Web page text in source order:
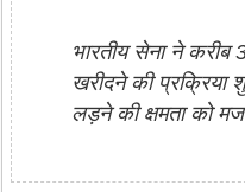
भारतीय सेना ने
खरीदने की प्रक्रिया
लड़ने की क्षमता को